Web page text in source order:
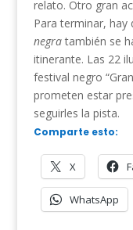
relato. Otro gran
Para terminar, hay
negratambién se
itinerante. Las 22
festival negro
prometen estar
seguirles la pista.
Comparte esto:
X
WhatsApp